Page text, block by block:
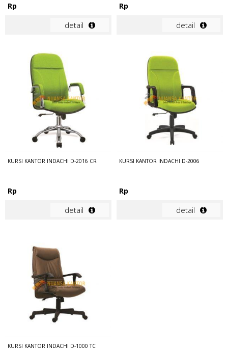
Rp
detail
Rp
detail
KURSI KANTOR INDACHI D-2016 CR
Rp
detail
KURSI KANTOR INDACHI D-2006
Rp
detail
KURSI KANTOR INDACHI D-1000 TC